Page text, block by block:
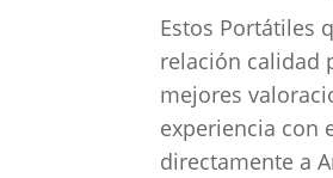
Estos Portátiles
relación calidad
mejores
experiencia con
directamente a